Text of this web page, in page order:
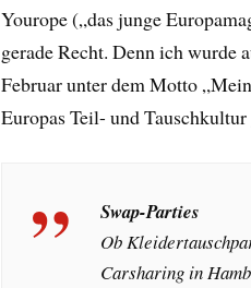
Yourope („das junge
gerade Recht. Denn ich wurde
Februar unter dem Motto
Europas Teil- und
Swap-Parties
Ob
Carsharing in